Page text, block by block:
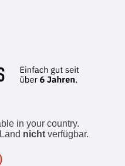
in your country.
nicht verfügbar.